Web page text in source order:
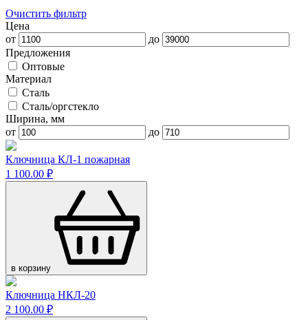
Очистить фильтр
Цена
от
до
Предложения
Оптовые
Материал
Сталь
Сталь/оргстекло
Ширина, мм
от
до
Ключница КЛ-1 пожарная
1 100.00 ₽
в корзину
Ключница НКЛ-20
2 100.00 ₽